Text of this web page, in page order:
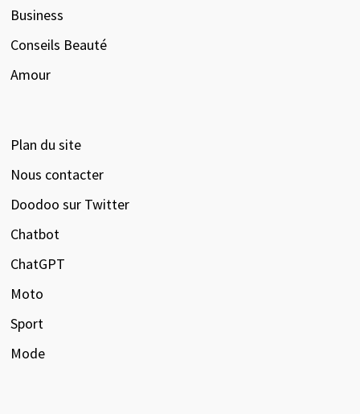
Business
Conseils Beauté
Amour
Plan du site
Nous contacter
Doodoo sur Twitter
Chatbot
ChatGPT
Moto
Sport
Mode